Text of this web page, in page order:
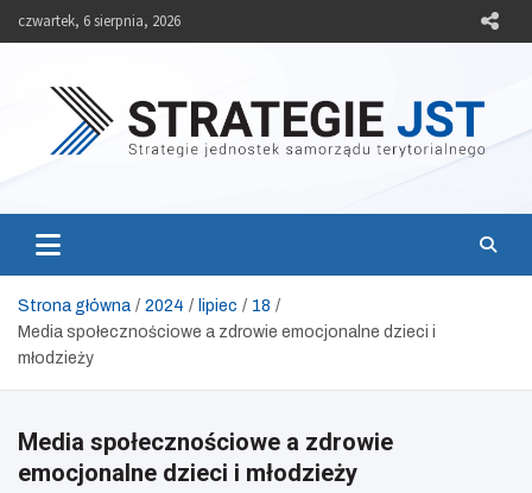
czwartek, 6 sierpnia, 2026
Strategie JST
Strona główna 2024 lipiec
18
Media społecznościowe a zdrowie emocjonalne dzieci i
młodzieży
Media społecznościowe a zdrowie
emocjonalne dzieci i młodzieży